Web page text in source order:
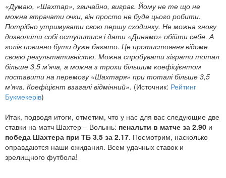
«Думаю, «Шахтар», звичайно, виграє. Йому не те що не
можна втрачати очки, він просто не буде цього робити.
Потрібно утримувати свою першу сходинку. Не можна знову
дозволити собі оступитися і дати «Динамо» обійти себе. А
голів повинно бути дуже багато. Це протистояння відоме
своєю результативністю. Можна спробувати зіграти тотал
більше 3,5 м’яча, а можна з трохи більшим коефіцієнтом
поставити на перемогу «Шахтаря» при тоталі більше 3,5
м’яча. Коефіцієнт взагалі відмінний». (Источник: Рейтинг
Букмекерів)
Итак, подводя итоги, отметим, что у нас для вас следующие две
ставки на матч Шахтер – Волынь: пенальти в матче за 2.90 и
победа Шахтера при ТБ 3.5 за 2.17. Посмотрим, насколько
оправдаются наши ожидания. Всем удачных ставок и
зрелищного футбола!